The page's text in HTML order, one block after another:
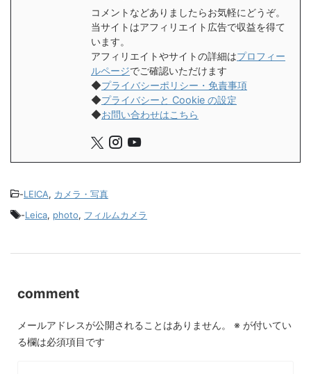
コメントなどありましたらお気軽にどうぞ。
当サイトはアフィリエイト広告で収益を得て
います。
アフィリエイトやサイトの詳細はプロフィー
ルページでご確認いただけます
◆プライバシーポリシー・免責事項
◆プライバシーと Cookie の設定
◆お問い合わせはこちら
-LEICA, カメラ・写真
-Leica, photo, フィルムカメラ
comment
メールアドレスが公開されることはありません。 ※ が付いてい
る欄は必須項目です